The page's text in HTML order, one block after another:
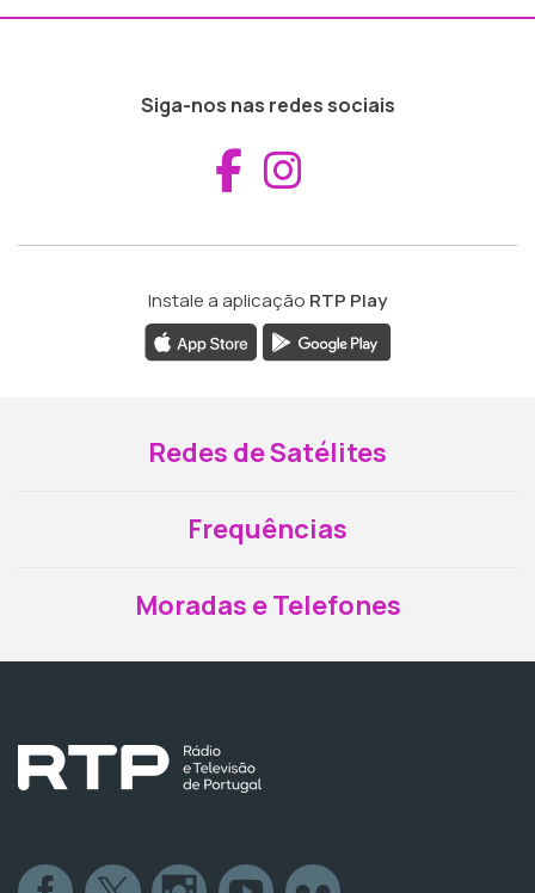
Siga-nos nas redes sociais
Aceder ao
Instale a aplicação RTP Play
Redes de Satélites
Frequências
Moradas e Telefones